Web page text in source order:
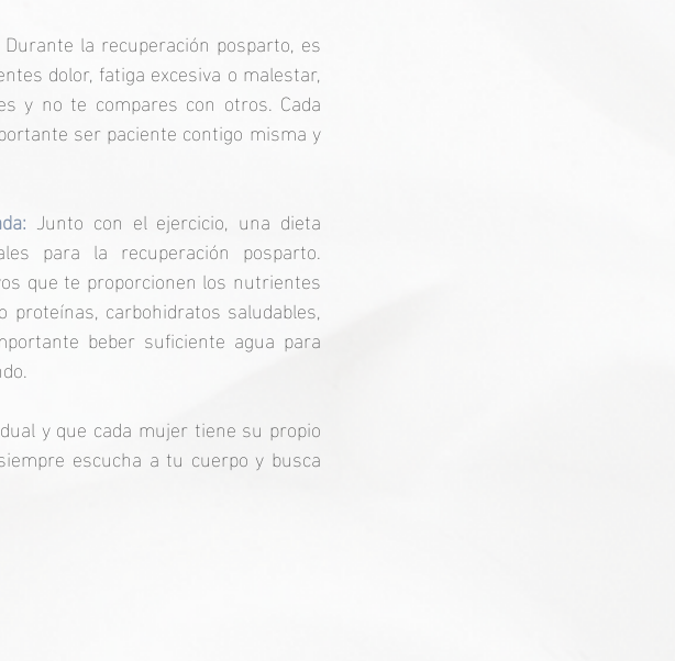
Durante la recuperación posparto, es
dolor, fatiga excesiva o malestar,
y no te compares con otros. Cada
ser paciente contigo misma y
Junto con el ejercicio, una dieta
para la recuperación posparto.
que te proporcionen los nutrientes
carbohidratos saludables,
beber suficiente agua para
y que cada mujer tiene su propio
escucha a tu cuerpo y busca